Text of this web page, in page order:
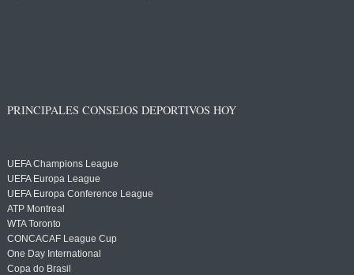
PRINCIPALES CONSEJOS DEPORTIVOS HOY
UEFA Champions League
UEFA Europa League
UEFA Europa Conference League
ATP Montreal
WTA Toronto
CONCACAF League Cup
One Day International
Copa do Brasil